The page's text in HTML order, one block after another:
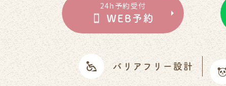
24h予約受付
WEB予約
バリアフリー設計